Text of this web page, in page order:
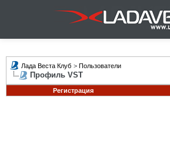
Лада Веста Клуб > Пользователи
Профиль VST
Регистрация